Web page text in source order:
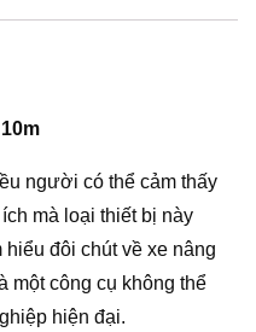
người có thể cảm thấy
mà loại thiết bị này
đôi chút về xe nâng
một công cụ không thể
hiện đại.